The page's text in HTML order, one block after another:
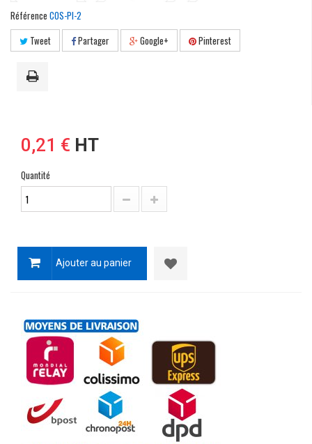
Référence COS-PI-2
Tweet
Partager Google+ Pinterest
0,21 € HT
Quantité
Ajouter au panier